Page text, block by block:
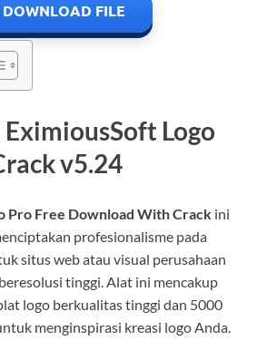
DOWNLOAD FILE
Logo
v5.24
Pro Free Download With Crack ini
profesionalisme pada
situs web atau visual perusahaan
tinggi. Alat ini mencakup
logo berkualitas tinggi dan 5000
menginspirasi kreasi logo Anda.